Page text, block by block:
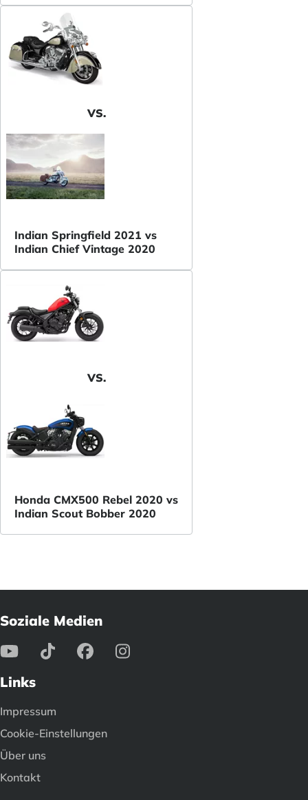
VS.
Indian Springfield 2021 vs
Indian Chief Vintage 2020
VS.
Honda CMX500 Rebel 2020 vs
Indian Scout Bobber 2020
Soziale Medien
Links
Impressum
Cookie-Einstellungen
Über uns
Kontakt